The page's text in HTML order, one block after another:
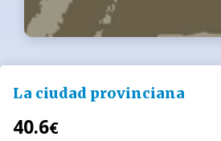
La ciudad provinciana
40.6€